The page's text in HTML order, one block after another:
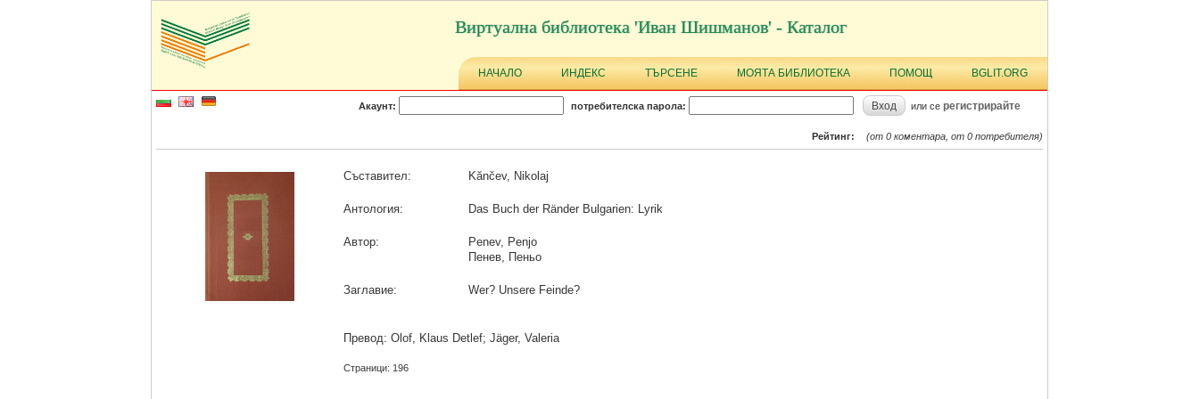
Виртуална библиотека 'Иван Шишманов' - Каталог
НАЧАЛО ИНДЕКС ТЪРСЕНЕ МОЯТА БИБЛИОТЕКА ПОМОЩ BGLIT.ORG
Акаунт: потребителска парола: Вход или се регистрирайте
Рейтинг: (от 0 коментара, от 0 потребителя)
Съставител: Kănčev, Nikolaj
Антология: Das Buch der Ränder Bulgarien: Lyrik
Автор:
Penev, Penjo
Пенев, Пеньо
Заглавие: Wer? Unsere Feinde?
Превод: Olof, Klaus Detlef; Jäger, Valeria
Страници: 196